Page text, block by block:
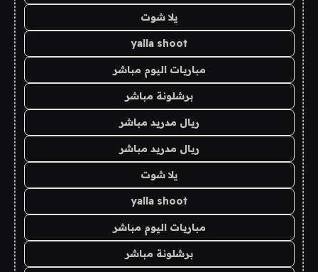
يلا شوت
yalla shoot
مباريات اليوم مباشر
برشلونة مباشر
ريال مدريد مباشر
ريال مدريد مباشر
يلا شوت
yalla shoot
مباريات اليوم مباشر
برشلونة مباشر